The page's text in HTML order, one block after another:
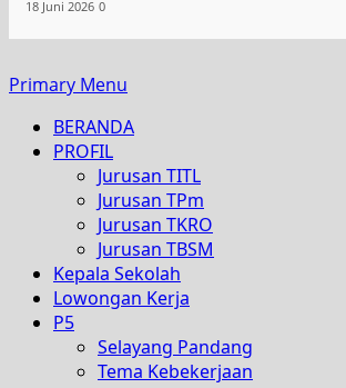
18 Juni 2026 0
Primary Menu
BERANDA
PROFIL
Jurusan TITL
Jurusan TPm
Jurusan TKRO
Jurusan TBSM
Kepala Sekolah
Lowongan Kerja
P5
Selayang Pandang
Tema Kebekerjaan